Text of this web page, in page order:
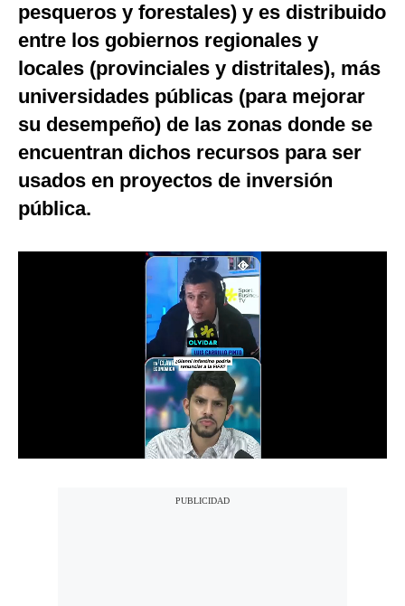
Internacional
Tecnología
Mix
G de Gestión
Notas Contratadas
Podcast
pesqueros y forestales) y es distribuido
entre los gobiernos regionales y
locales (provinciales y distritales), más
universidades públicas (para mejorar
su desempeño) de las zonas donde se
encuentran dichos recursos para ser
usados en proyectos de inversión
pública.